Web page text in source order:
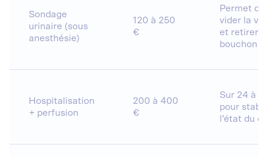
Sondage
urinaire (sous
anesthésie)
120 à 250
€
Permet de
vider la
et retirer le
bouchon
Hospitalisation
+ perfusion
200 à 400
€
Sur 24 à
pour
l’état du